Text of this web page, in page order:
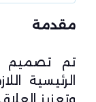
مقدمة
تم تصميم
الرئيسية